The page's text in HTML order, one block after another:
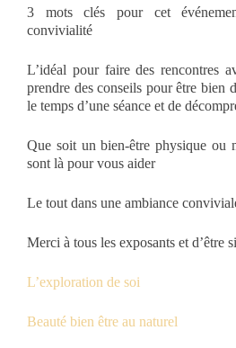
3 mots clés pour cet
convivialité
L’idéal pour faire des rencontres
prendre des conseils pour être bien
le temps d’une séance et de
Que soit un bien-être physique ou
sont là pour vous aider
Le tout dans une ambiance
Merci à tous les exposants et d’être
L’exploration de soi
Beauté bien être au naturel